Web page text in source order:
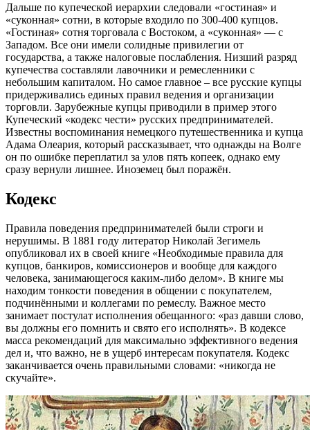
Дальше по купеческой иерархии следовали «гостиная» и
«суконная» сотни, в которые входило по 300-400 купцов.
«Гостиная» сотня торговала с Востоком, а «суконная» — с
Западом. Все они имели солидные привилегии от
государства, а также налоговые послабления. Низший разряд
купечества составляли лавочники и ремесленники с
небольшим капиталом. Но самое главное – все русские купцы
придерживались единых правил ведения и организации
торговли. Зарубежные купцы приводили в пример этого
Купеческий «кодекс чести» русских предпринимателей.
Известны воспоминания немецкого путешественника и купца
Адама Олеария, который рассказывает, что однажды на Волге
он по ошибке переплатил за улов пять копеек, однако ему
сразу вернули лишнее. Иноземец был поражён.
Кодекс
Правила поведения предпринимателей были строги и
нерушимы. В 1881 году литератор Николай Зегимель
опубликовал их в своей книге «Необходимые правила для
купцов, банкиров, комиссионеров и вообще для каждого
человека, занимающегося каким-либо делом». В книге мы
находим тонкости поведения в общении с покупателем,
подчинёнными и коллегами по ремеслу. Важное место
занимает постулат исполнения обещанного: «раз давши слово,
вы должны его помнить и свято его исполнять». В кодексе
масса рекомендаций для максимально эффективного ведения
дел и, что важно, не в ущерб интересам покупателя. Кодекс
заканчивается очень правильными словами: «никогда не
скучайте».